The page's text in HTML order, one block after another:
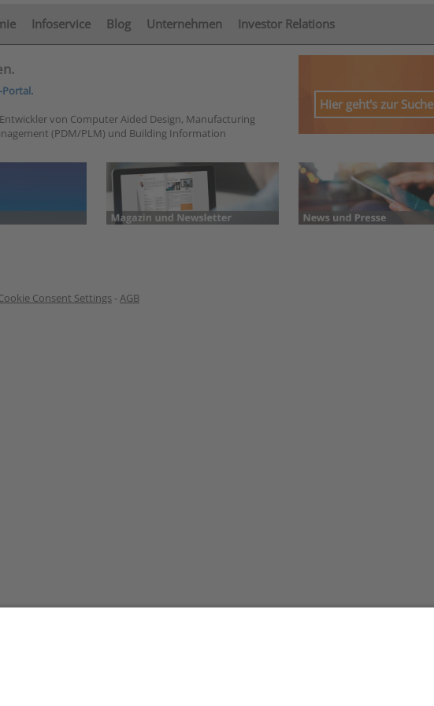
Infoservice Blog Unternehmen Investor Relations
Portal.
von Computer Aided Design, Manufacturing
(PDM/PLM) und Building Information
Hier geht's zur Suche
Consent Settings-AGB